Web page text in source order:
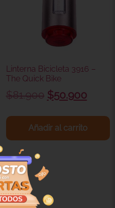
Linterna Bicicleta 3916 –
The Quick Bike
$81.900 $50.900
Añadir al carrito